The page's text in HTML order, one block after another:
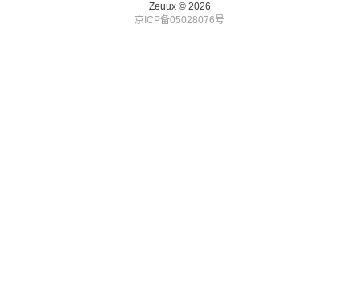
Zeuux © 2026
京ICP备05028076号